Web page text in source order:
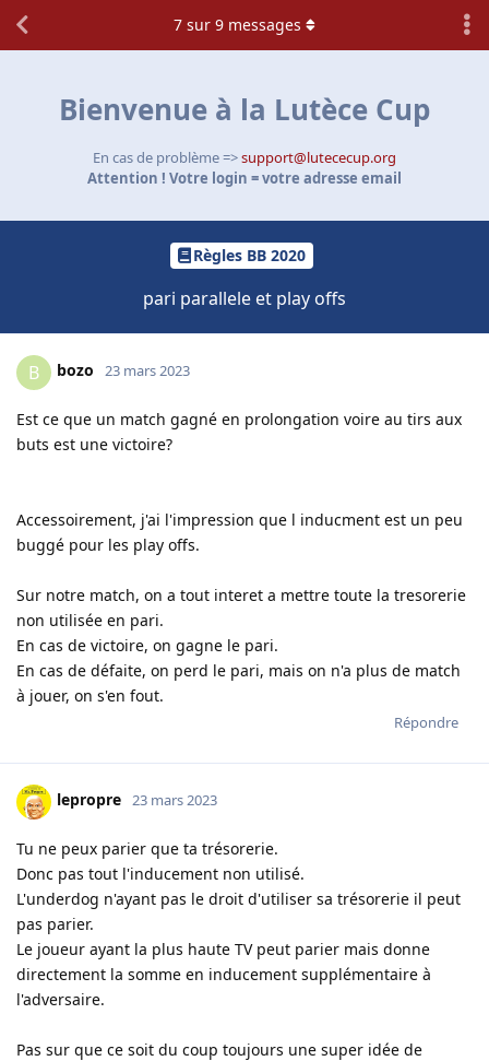
Bienvenue à la Lutèce Cup
En cas de problème =>support@lutececup.org
Attention ! Votre login = votre adresse email
Règles BB 2020
pari parallele et play offs
7 sur 9 messages
B bozo 23 mars 2023
Est ce que un match gagné en prolongation voire au tirs aux
buts est une victoire?
Accessoirement, j'ai l'impression que l inducment est un peu
buggé pour les play offs.
Sur notre match, on a tout interet a mettre toute la tresorerie
non utilisée en pari.
En cas de victoire, on gagne le pari.
En cas de défaite, on perd le pari, mais on n'a plus de match
à jouer, on s'en fout.
Répondre
lepropre 23 mars 2023
Tu ne peux parier que ta trésorerie.
Donc pas tout l'inducement non utilisé.
L'underdog n'ayant pas le droit d'utiliser sa trésorerie il peut
pas parier.
Le joueur ayant la plus haute TV peut parier mais donne
directement la somme en inducement supplémentaire à
l'adversaire.
Pas sur que ce soit du coup toujours une super idée de